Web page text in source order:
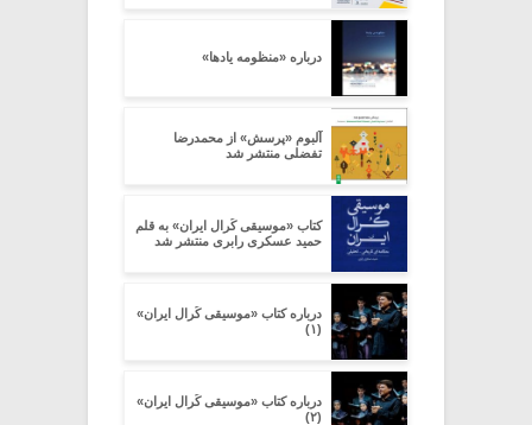
درباره «منظومه یادها»
آلبوم «پرسش» از محمدرضا
تفضلی منتشر شد
کتاب «موسیقی کُرال ایران» به قلم
حمید عسکری رابری منتشر شد
درباره کتاب «موسیقی کُرال ایران»
(۱)
درباره کتاب «موسیقی کُرال ایران»
(۲)